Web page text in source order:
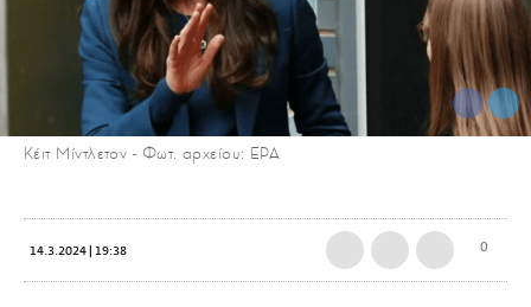
Κέιτ Μίντλετον - Φωτ. αρχείου: EPA
14.3.2024 | 19:38 0